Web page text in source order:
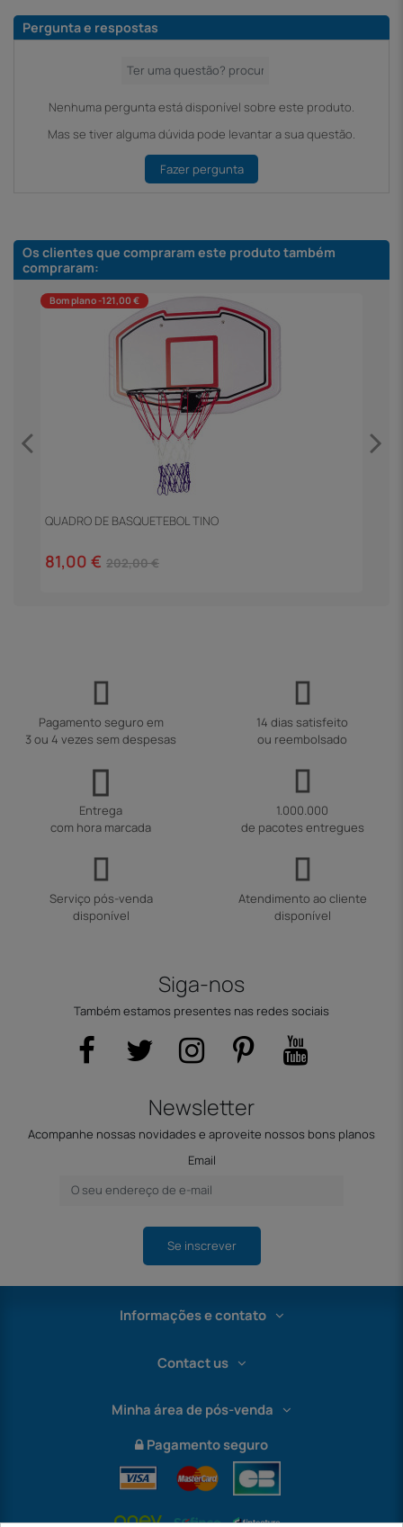
Pergunta e respostas
Nenhuma pergunta está disponível sobre este produto.
Mas se tiver alguma dúvida pode levantar a sua questão.
Fazer pergunta
Os clientes que compraram este produto também
compraram:
Bom plano -121,00 €
QUADRO DE BASQUETEBOL TINO
81,00 € 202,00 €
Pagamento seguro em
3 ou 4 vezes sem despesas
14 dias satisfeito
ou reembolsado
Entrega
com hora marcada
1.000.000
de pacotes entregues
Serviço pós-venda
disponível
Atendimento ao cliente
disponível
Siga-nos
Também estamos presentes nas redes sociais
Newsletter
Acompanhe nossas novidades e aproveite nossos bons planos
Email
Se inscrever
Informações e contato
Contact us
Minha área de pós-venda
Pagamento seguro